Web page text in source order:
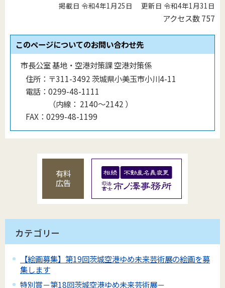
掲載日 令和4年1月25日 更新日 令和4年1月31日
アクセス数757
このページについてのお問い合わせ先
市長公室 基地・空港対策課 空港対策係
住所： 〒311-3492 茨城県小美玉市小川4-11
電話： 0299-48-1111
（内線 ： 2140〜2142 ）
FAX： 0299-48-1199
有料
広告
カテゴリー
【絵画募集】第19回茨城空港ゆめ未来芸術展の絵画を募
集します
特別賞－第18回茨城空港ゆめ未来芸術展－